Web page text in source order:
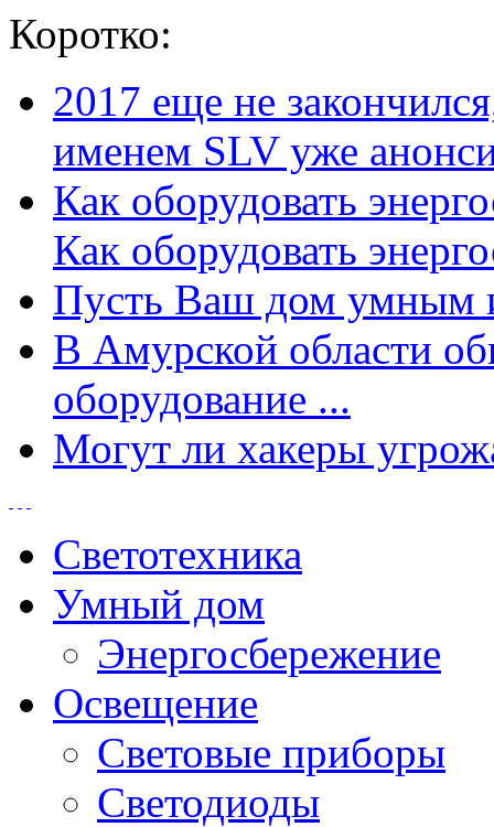
Коротко:
2017 еще не
именем SLV уже
Как оборудовать
Как оборудовать
Пусть Ваш дом умным
В Амурской области
оборудование ...
Могут ли хакеры
Светотехника
Умный дом
Энергосбережение
Освещение
Световые приборы
Светодиоды